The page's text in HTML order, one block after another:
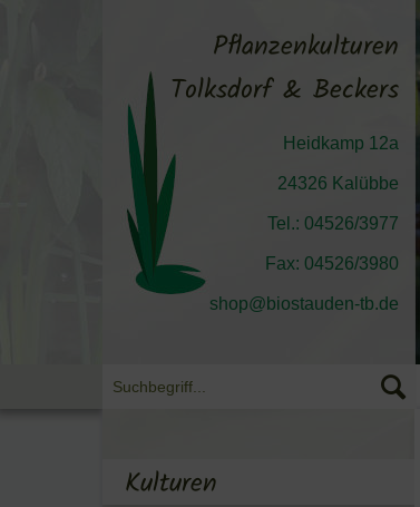
Pflanzenkulturen
Tolksdorf & Beckers
Heidkamp 12a
24326 Kalübbe
Tel.: 04526/3977
Fax: 04526/3980
shop@biostauden-tb.de
Kulturen